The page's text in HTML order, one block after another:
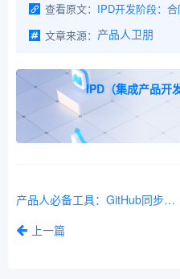
查看原文： IPD开发阶段：合
文章来源：
产品人卫朋
IPD（集成产品开
产品人必备工具：GitHub同步&Obsidian知识库配置指南
上一篇